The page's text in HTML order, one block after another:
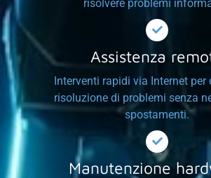
risolvere problemi
Assistenza
Interventi rapidi via Internet per
risoluzione di problemi senza
spostamenti.
Manutenzione